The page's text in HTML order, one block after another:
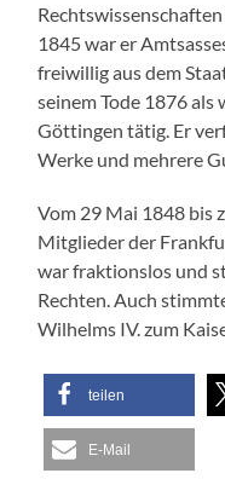
1845 war er
freiwillig aus dem
seinem Tode 1876
Göttingen tätig. Er
Werke und mehrere
Vom 29 Mai 1848 bis
Mitglieder der
war fraktionslos und
Rechten. Auch
Wilhelms IV. zum
teilen
E-Mail